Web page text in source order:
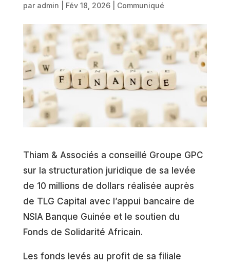
par admin Fév 18, 2026| Communiqué
Thiam & Associés a conseillé Groupe GPC
sur la structuration juridique de sa levée
de 10 millions de dollars réalisée auprès
de TLG Capital avec l’appui bancaire de
NSIA Banque Guinée et le soutien du
Fonds de Solidarité Africain.
Les fonds levés au profit de sa filiale